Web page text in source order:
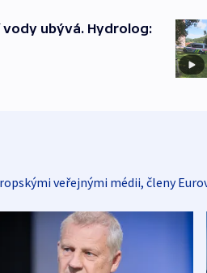
vody ubývá. Hydrolog:
veřejnými médii, členy